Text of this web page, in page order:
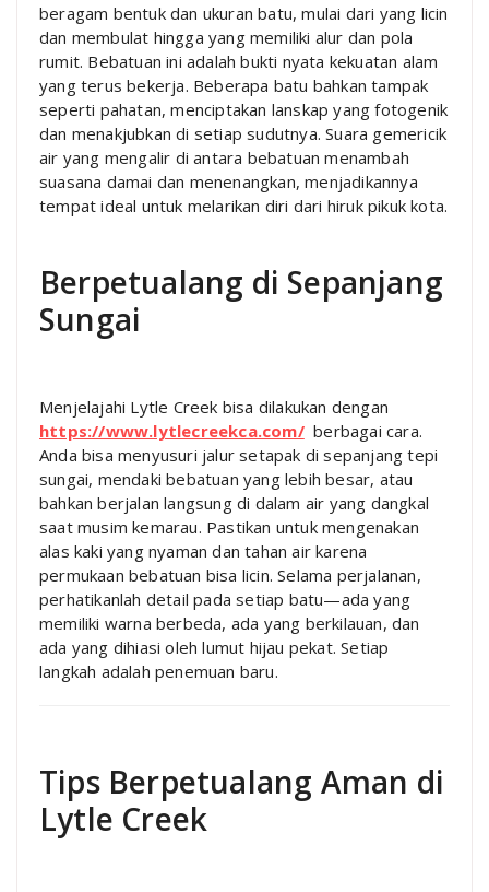
beragam bentuk dan ukuran batu, mulai dari yang licin
dan membulat hingga yang memiliki alur dan pola
rumit. Bebatuan ini adalah bukti nyata kekuatan alam
yang terus bekerja. Beberapa batu bahkan tampak
seperti pahatan, menciptakan lanskap yang fotogenik
dan menakjubkan di setiap sudutnya. Suara gemericik
air yang mengalir di antara bebatuan menambah
suasana damai dan menenangkan, menjadikannya
tempat ideal untuk melarikan diri dari hiruk pikuk kota.
Berpetualang di Sepanjang
Sungai
Menjelajahi Lytle Creek bisa dilakukan dengan
https://www.lytlecreekca.com/berbagai cara.
Anda bisa menyusuri jalur setapak di sepanjang tepi
sungai, mendaki bebatuan yang lebih besar, atau
bahkan berjalan langsung di dalam air yang dangkal
saat musim kemarau. Pastikan untuk mengenakan
alas kaki yang nyaman dan tahan air karena
permukaan bebatuan bisa licin. Selama perjalanan,
perhatikanlah detail pada setiap batu—ada yang
memiliki warna berbeda, ada yang berkilauan, dan
ada yang dihiasi oleh lumut hijau pekat. Setiap
langkah adalah penemuan baru.
Tips Berpetualang Aman di
Lytle Creek